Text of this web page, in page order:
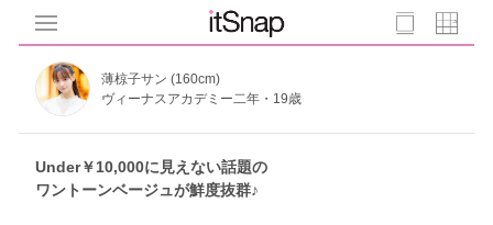
薄椋子サン (160cm)
ヴィーナスアカデミー二年・19歳
Under￥10,000に見えない話題の
ワントーンベージュが鮮度抜群♪